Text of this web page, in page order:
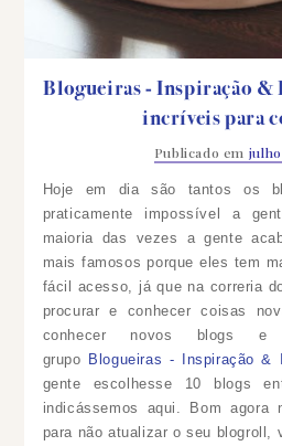
Blogueiras - Inspiração &
incríveis para
Publicado em
Hoje em dia são tantos os
praticamente impossível a
maioria das vezes a gente
mais famosos porque eles tem
fácil acesso, já que na correria
procurar e conhecer coisas
conhecer novos blogs
grupo Blogueiras - Inspiração &
gente escolhesse 10 blogs
indicássemos aqui. Bom agora
para não atualizar o seu blogroll,